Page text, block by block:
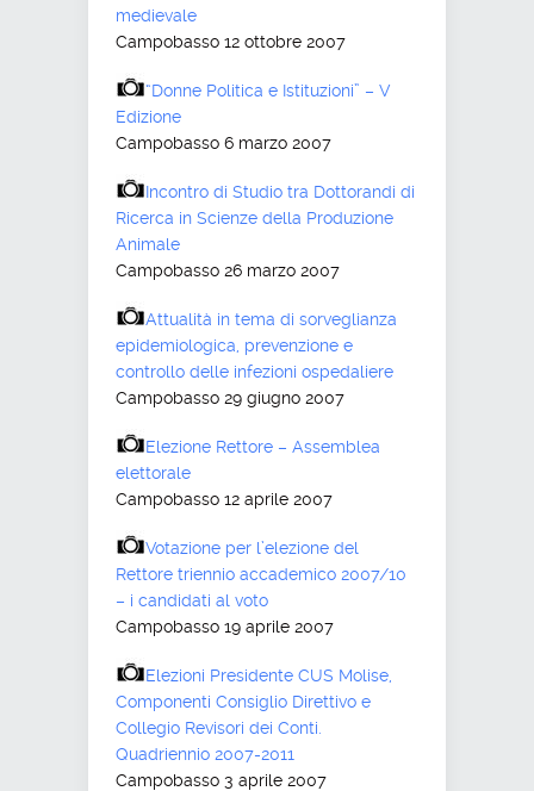
medievale
Campobasso 12 ottobre 2007
“Donne Politica e Istituzioni” – V
Edizione
Campobasso 6 marzo 2007
Incontro di Studio tra Dottorandi di
Ricerca in Scienze della Produzione
Animale
Campobasso 26 marzo 2007
Attualità in tema di sorveglianza
epidemiologica, prevenzione e
controllo delle infezioni ospedaliere
Campobasso 29 giugno 2007
Elezione Rettore – Assemblea
elettorale
Campobasso 12 aprile 2007
Votazione per l’elezione del
Rettore triennio accademico 2007/10
– i candidati al voto
Campobasso 19 aprile 2007
Elezioni Presidente CUS Molise,
Componenti Consiglio Direttivo e
Collegio Revisori dei Conti.
Quadriennio 2007-2011
Campobasso 3 aprile 2007